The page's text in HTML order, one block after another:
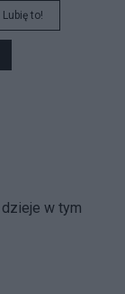
Lubię to!
w tym